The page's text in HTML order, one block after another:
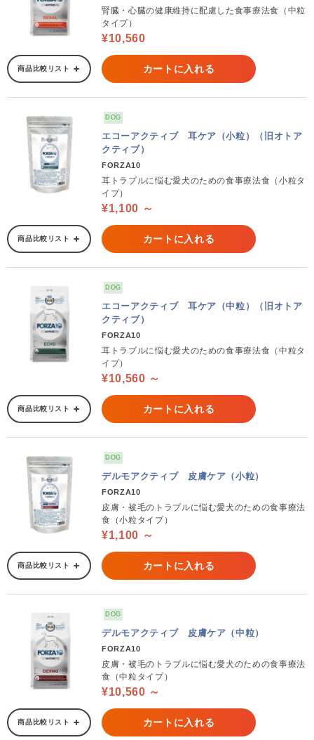
腎臓・心臓の健康維持に配慮した食事療法食（中粒
タイプ）
¥10,560
商品比較リスト カートに入れる
DOG
エコーアクティブ 耳ケア（小粒）（旧オトア
クティブ）
FORZA10
耳トラブルに悩む愛犬のための食事療法食（小粒タ
イプ）
¥1,100 ～
商品比較リスト カートに入れる
DOG
エコーアクティブ 耳ケア（中粒）（旧オトア
クティブ）
FORZA10
耳トラブルに悩む愛犬のための食事療法食（中粒タ
イプ）
¥10,560 ～
商品比較リスト カートに入れる
DOG
デルモアクティブ 皮膚ケア（小粒）
FORZA10
皮膚・被毛のトラブルに悩む愛犬のための食事療法
食（小粒タイプ）
¥1,100 ～
商品比較リスト カートに入れる
DOG
デルモアクティブ 皮膚ケア（中粒）
FORZA10
皮膚・被毛のトラブルに悩む愛犬のための食事療法
食（中粒タイプ）
¥10,560 ～
商品比較リスト カートに入れる